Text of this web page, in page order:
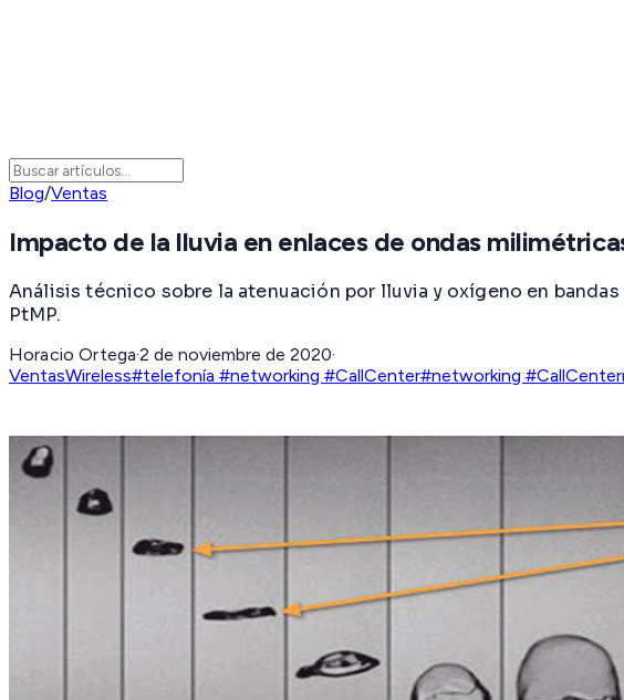
Blog/Ventas
Impacto de la lluvia en enlaces de ondas
Análisis técnico sobre la atenuación por lluvia y oxígeno en
PtMP.
Horacio Ortega·2 de noviembre de 2020·
VentasWireless#telefonía #networking #CallCenter#networking #CallCenter